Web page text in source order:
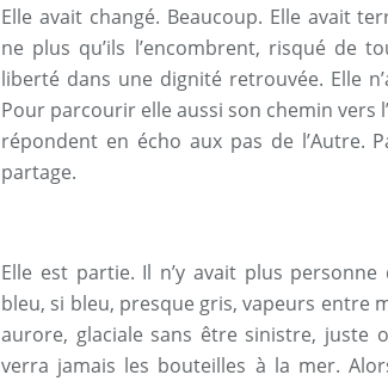
Elle avait changé. Beaucoup. Elle avait
ne plus qu’ils l’encombrent, risqué de
liberté dans une dignité retrouvée. Elle
Pour parcourir elle aussi son chemin vers
répondent en écho aux pas de l’Autre.
partage.
Elle est partie. Il n’y avait plus
bleu, si bleu, presque gris, vapeurs entre
aurore, glaciale sans être sinistre, juste
verra jamais les bouteilles à la mer.